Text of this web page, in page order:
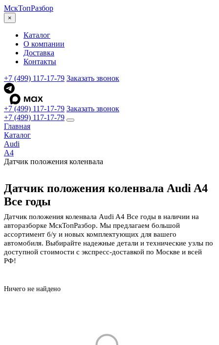
МскТопРазбор
×
Каталог
О компании
Доставка
Контакты
+7 (499) 117-17-79 Заказать звонок
+7 (499) 117-17-79 Заказать звонок
+7 (499) 117-17-79
Главная
Каталог
Audi
A4
Датчик положения коленвала
Датчик положения коленвала Audi A4
Все годы
Датчик положения коленвала Audi A4 Все годы в наличии на
авторазборке МскТопРазбор. Мы предлагаем большой
ассортимент б/у и новых комплектующих для вашего
автомобиля. Выбирайте надежные детали и технические узлы по
доступной стоимости с экспресс-доставкой по Москве и всей
РФ!
Ничего не найдено